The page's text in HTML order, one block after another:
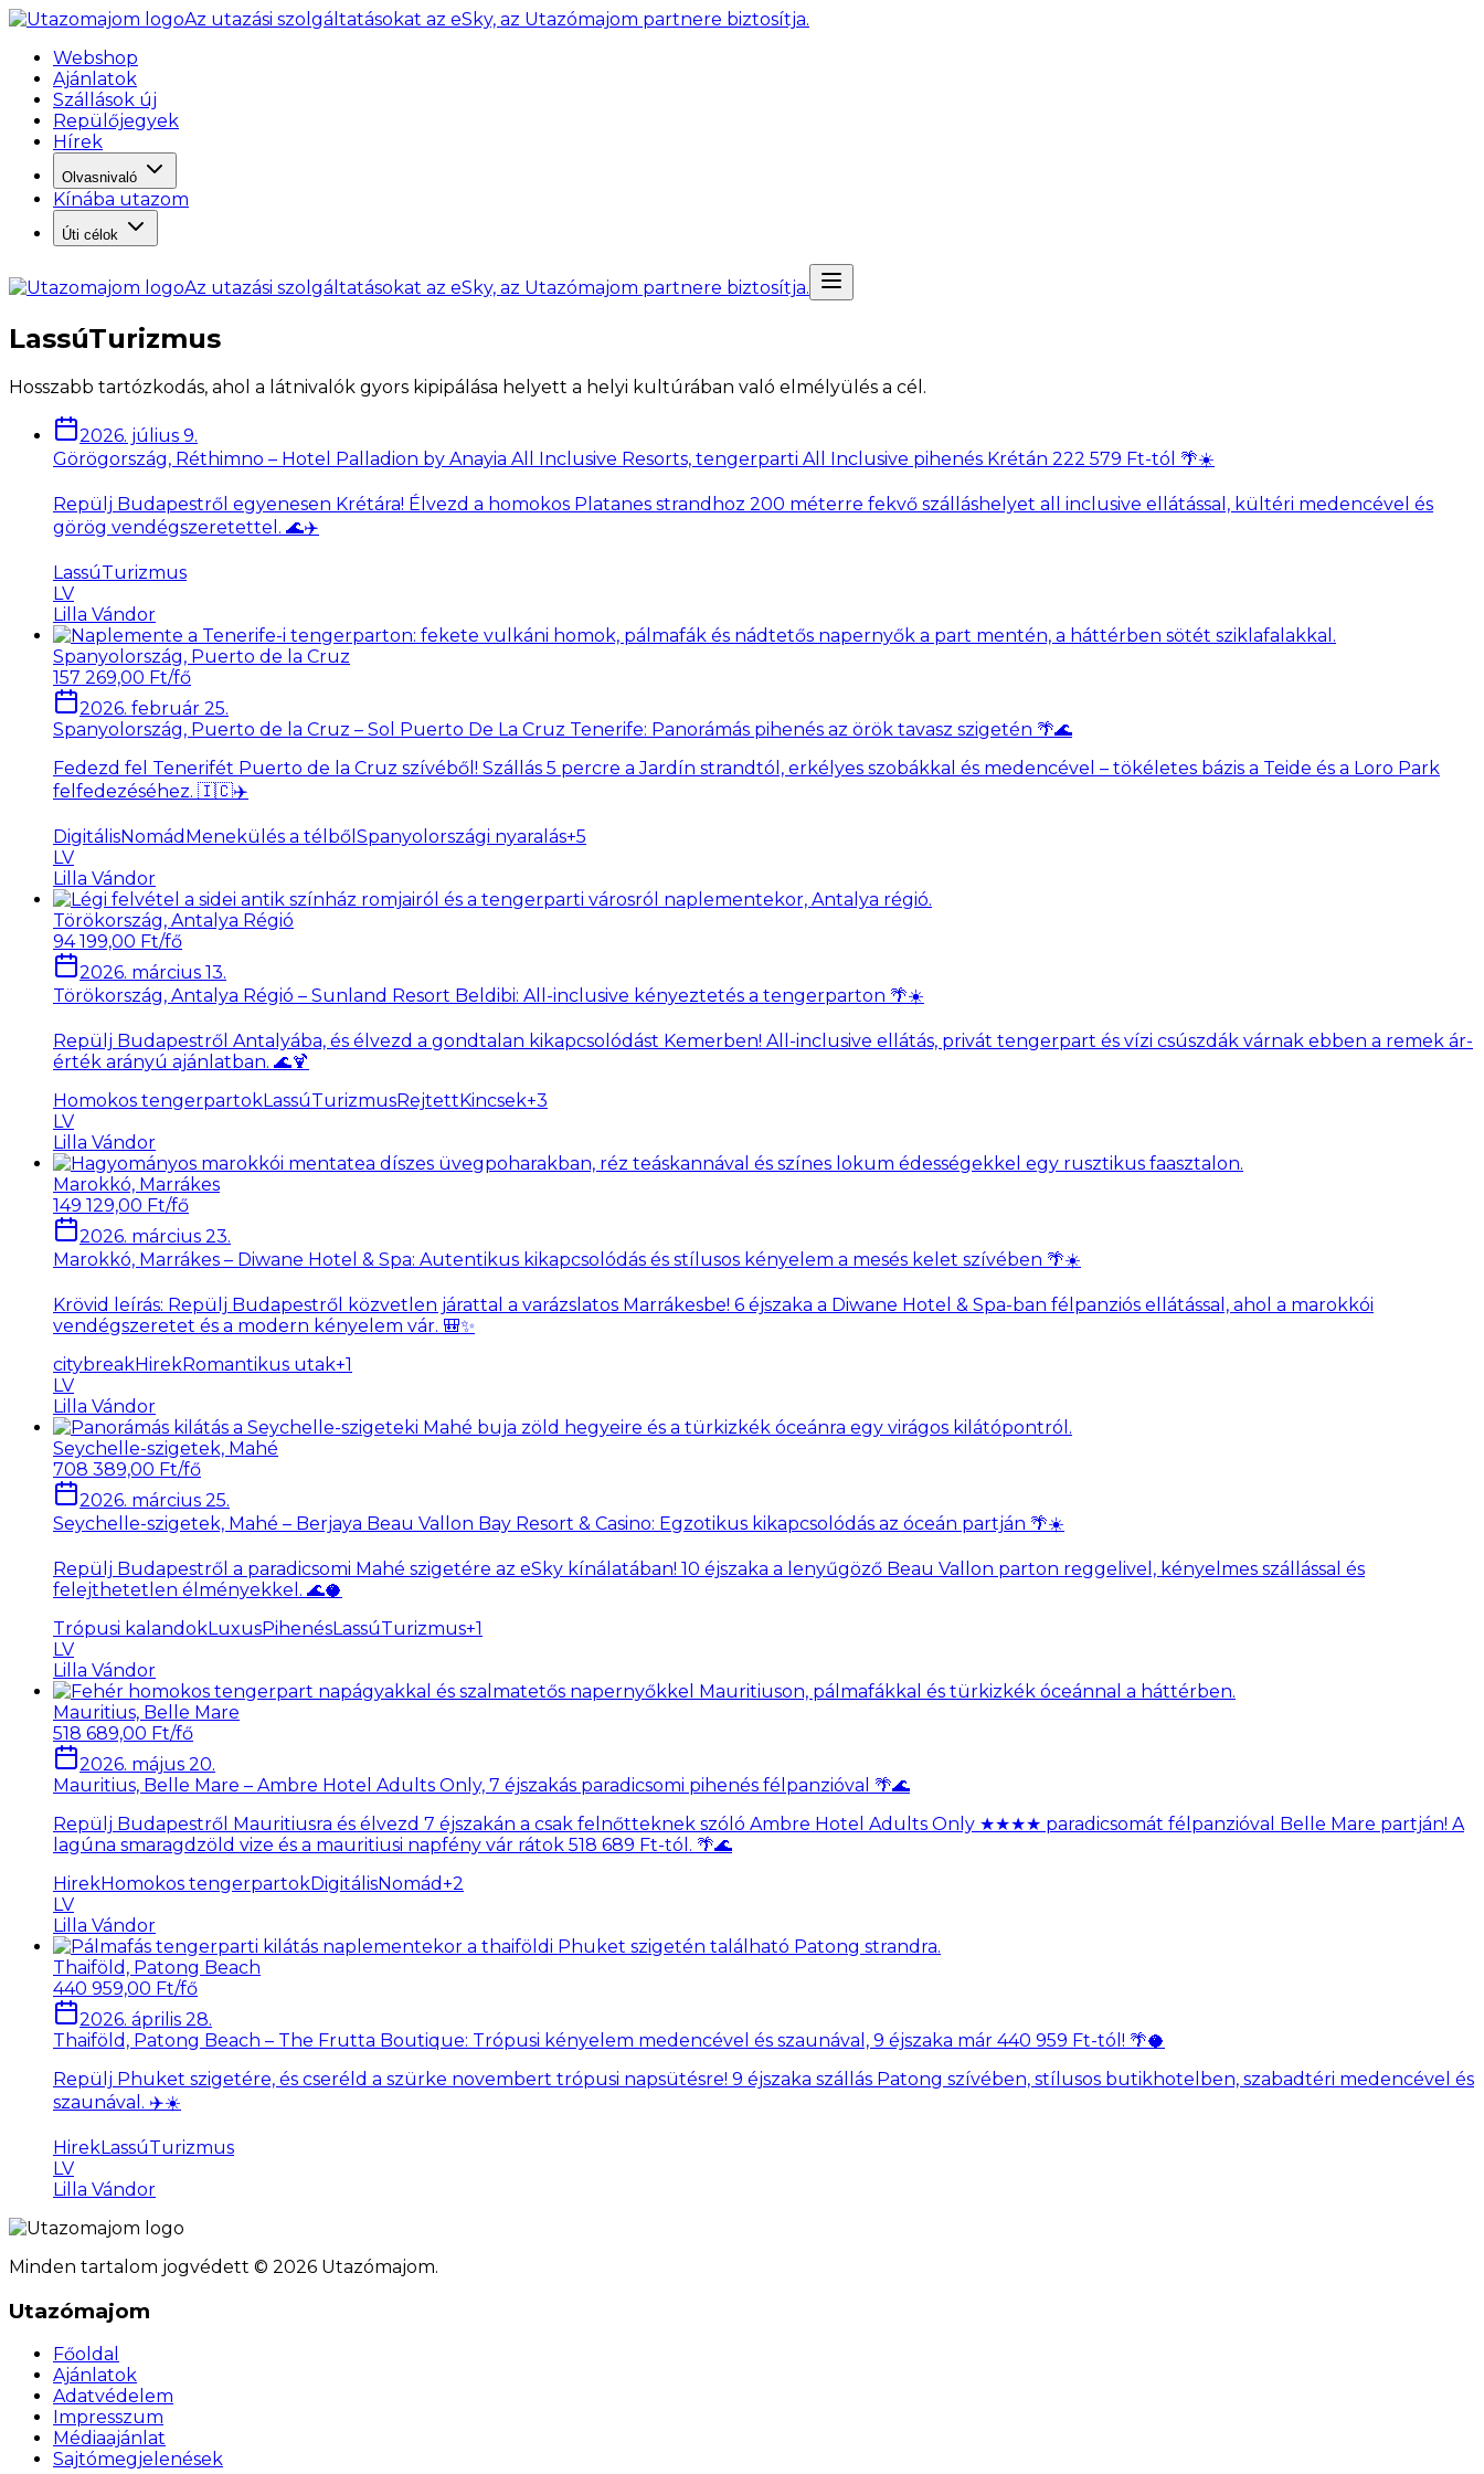
Az utazási szolgáltatásokat az eSky, az Utazómajom partnere biztosítja.
Webshop
Ajánlatok
Szállások új
Repülőjegyek
Hírek
Olvasnivaló
Kínába utazom
Úti célok
Az utazási szolgáltatásokat az eSky, az Utazómajom partnere biztosítja.
LassúTurizmus
Hosszabb tartózkodás, ahol a látnivalók gyors kipipálása helyett a helyi kultúrában való elmélyülés a cél.
2026. július 9.
Görögország, Réthimno – Hotel Palladion by Anayia All Inclusive Resorts, tengerparti All Inclusive pihenés Krétán 222 579 Ft-tól 🌴☀️
Repülj Budapestről egyenesen Krétára! Élvezd a homokos Platanes strandhoz 200 méterre fekvő szálláshelyet all inclusive ellátással, kültéri medencével és
görög vendégszeretettel. 🌊✈️
LassúTurizmus
LV
Lilla Vándor
Spanyolország, Puerto de la Cruz
157 269,00 Ft/fő
2026. február 25.
Spanyolország, Puerto de la Cruz – Sol Puerto De La Cruz Tenerife: Panorámás pihenés az örök tavasz szigetén 🌴🌊
Fedezd fel Tenerifét Puerto de la Cruz szívéből! Szállás 5 percre a Jardín strandtól, erkélyes szobákkal és medencével – tökéletes bázis a Teide és a Loro Park
felfedezéséhez. 🇮🇨✈️
DigitálisNomád Menekülés a télből Spanyolországi nyaralás+5
LV
Lilla Vándor
Törökország, Antalya Régió
94 199,00 Ft/fő
2026. március 13.
Törökország, Antalya Régió – Sunland Resort Beldibi: All-inclusive kényeztetés a tengerparton 🌴☀️
Repülj Budapestről Antalyába, és élvezd a gondtalan kikapcsolódást Kemerben! All-inclusive ellátás, privát tengerpart és vízi csúszdák várnak ebben a remek ár-
érték arányú ajánlatban. 🌊🍹
Homokos tengerpartokLassúTurizmusRejtettKincsek+3
LV
Lilla Vándor
Marokkó, Marrákes
149 129,00 Ft/fő
2026. március 23.
Marokkó, Marrákes – Diwane Hotel & Spa: Autentikus kikapcsolódás és stílusos kényelem a mesés kelet szívében 🌴☀️
Krövid leírás: Repülj Budapestről közvetlen járattal a varázslatos Marrákesbe! 6 éjszaka a Diwane Hotel & Spa-ban félpanziós ellátással, ahol a marokkói
vendégszeretet és a modern kényelem vár. 🎒✨
citybreakHirekRomantikus utak+1
LV
Lilla Vándor
Seychelle-szigetek, Mahé
708 389,00 Ft/fő
2026. március 25.
Seychelle-szigetek, Mahé – Berjaya Beau Vallon Bay Resort & Casino: Egzotikus kikapcsolódás az óceán partján 🌴☀️
Repülj Budapestről a paradicsomi Mahé szigetére az eSky kínálatában! 10 éjszaka a lenyűgöző Beau Vallon parton reggelivel, kényelmes szállással és
felejthetetlen élményekkel. 🌊🥥
Trópusi kalandokLuxusPihenésLassúTurizmus+1
LV
Lilla Vándor
Mauritius, Belle Mare
518 689,00 Ft/fő
2026. május 20.
Mauritius, Belle Mare – Ambre Hotel Adults Only, 7 éjszakás paradicsomi pihenés félpanzióval 🌴🌊
Repülj Budapestről Mauritiusra és élvezd 7 éjszakán a csak felnőtteknek szóló Ambre Hotel Adults Only ★★★★ paradicsomát félpanzióval Belle Mare partján! A
lagúna smaragdzöld vize és a mauritiusi napfény vár rátok 518 689 Ft-tól. 🌴🌊
HirekHomokos tengerpartokDigitálisNomád+2
LV
Lilla Vándor
Thaiföld, Patong Beach
440 959,00 Ft/fő
2026. április 28.
Thaiföld, Patong Beach – The Frutta Boutique: Trópusi kényelem medencével és szaunával, 9 éjszaka már 440 959 Ft-tól! 🌴🥥
Repülj Phuket szigetére, és cseréld a szürke novembert trópusi napsütésre! 9 éjszaka szállás Patong szívében, stílusos butikhotelben, szabadtéri medencével és
szaunával. ✈️☀️
HirekLassúTurizmus
LV
Lilla Vándor
Minden tartalom jogvédett © 2026 Utazómajom.
Utazómajom
Főoldal
Ajánlatok
Adatvédelem
Impresszum
Médiaajánlat
Sajtómegjelenések